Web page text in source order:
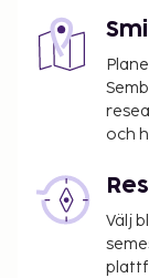
och
Välj